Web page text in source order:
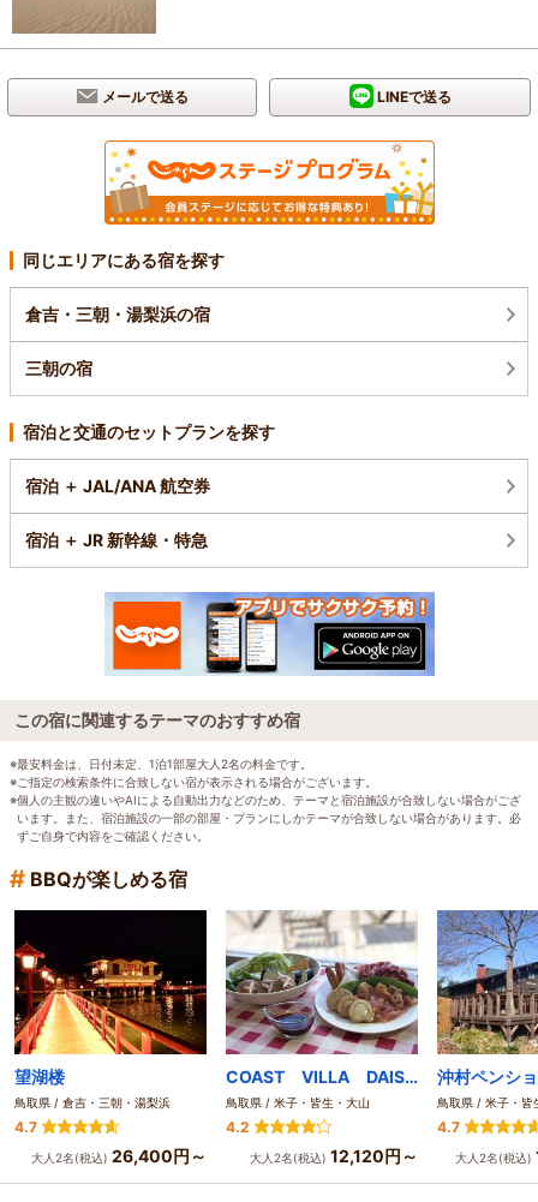
メールで送る LINEで送る
同じエリアにある宿を探す
倉吉・三朝・湯梨浜の宿
三朝の宿
宿泊と交通のセットプランを探す
宿泊 ＋ JAL/ANA 航空券
宿泊 ＋ JR 新幹線・特急
この宿に関連するテーマのおすすめ宿
※最安料金は、日付未定、1泊1部屋大人2名の料金です。
※ご指定の検索条件に合致しない宿が表示される場合がございます。
※個人の主観の違いやAIによる自動出力などのため、テーマと宿泊施設が合致しない場合がござ
います。また、宿泊施設の一部の部屋・プランにしかテーマが合致しない場合があります。必
ずご自身で内容をご確認ください。
# BBQが楽しめる宿
望湖楼
鳥取県 / 倉吉・三朝・湯梨浜
4.7
大人2名(税込) 26,400円～
COAST VILLA DAISEN
鳥取県 / 米子・皆生・大山
4.2
大人2名(税込) 12,120円～
沖村ペンシ
鳥取県 / 米子・皆
4.7
大人2名(税込)